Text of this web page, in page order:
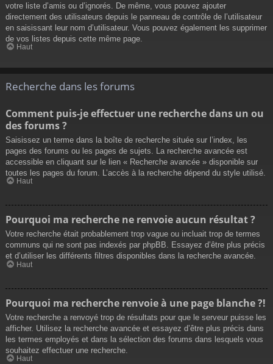
votre liste d’amis ou d’ignorés. De même, vous pouvez ajouter
directement des utilisateurs depuis le panneau de contrôle de l’utilisateur
en saisissant leur nom d’utilisateur. Vous pouvez également les supprimer
de vos listes depuis cette même page.
Haut
Recherche dans les forums
Comment puis-je effectuer une recherche dans un ou
des forums ?
Saisissez un terme dans la boîte de recherche située sur l’index, les
pages des forums ou les pages de sujets. La recherche avancée est
accessible en cliquant sur le lien « Recherche avancée » disponible sur
toutes les pages du forum. L’accès à la recherche dépend du style utilisé.
Haut
Pourquoi ma recherche ne renvoie aucun résultat ?
Votre recherche était probablement trop vague ou incluait trop de termes
communs qui ne sont pas indexés par phpBB. Essayez d’être plus précis
et d’utiliser les différents filtres disponibles dans la recherche avancée.
Haut
Pourquoi ma recherche renvoie à une page blanche ?!
Votre recherche a renvoyé trop de résultats pour que le serveur puisse les
afficher. Utilisez la recherche avancée et essayez d’être plus précis dans
les termes employés et dans la sélection des forums dans lesquels vous
souhaitez effectuer une recherche.
Haut